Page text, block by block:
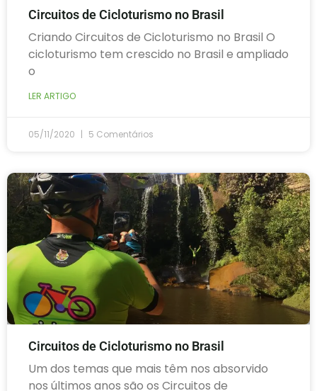
Circuitos de Cicloturismo no Brasil
Criando Circuitos de Cicloturismo no Brasil O
cicloturismo tem crescido no Brasil e ampliado
o
LER ARTIGO
05/11/2020 5 Comentários
Circuitos de Cicloturismo no Brasil
Um dos temas que mais têm nos absorvido
nos últimos anos são os Circuitos de